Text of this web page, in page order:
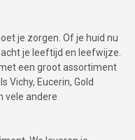
je zorgen. Of je huid nu
je leeftijd en leefwijze.
een groot assortiment
Vichy, Eucerin, Gold
vele andere